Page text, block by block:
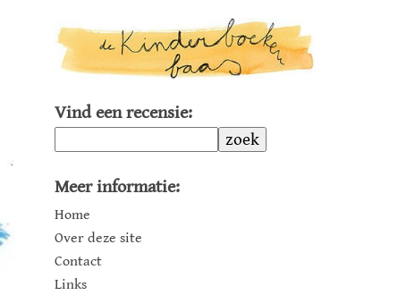
Vind een recensie:
zoek
Meer informatie:
Home
Over deze site
Contact
Links